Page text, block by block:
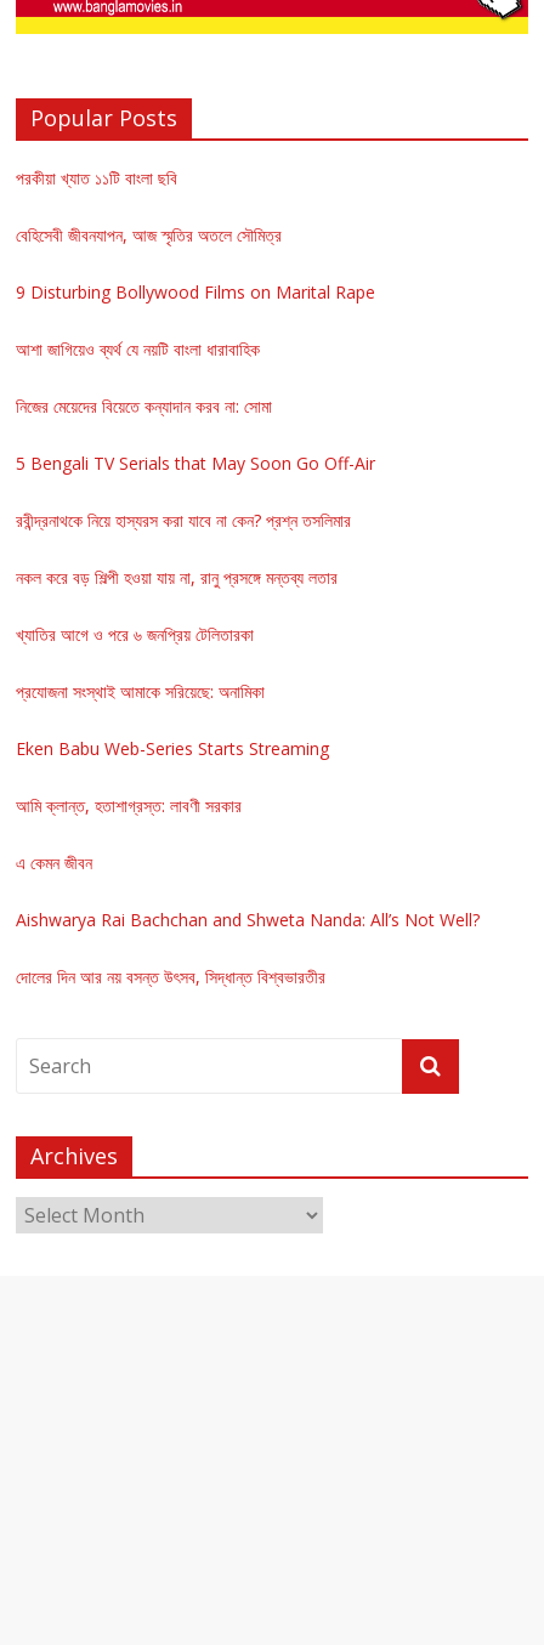
Popular Posts
পরকীয়া খ্যাত ১১টি বাংলা ছবি
বেহিসেবী জীবনযাপন, আজ স্মৃতির অতলে সৌমিত্র
9 Disturbing Bollywood Films on Marital Rape
আশা জাগিয়েও ব্যর্থ যে নয়টি বাংলা ধারাবাহিক
নিজের মেয়েদের বিয়েতে কন্যাদান করব না: সোমা
5 Bengali TV Serials that May Soon Go Off-Air
রবীন্দ্রনাথকে নিয়ে হাস্যরস করা যাবে না কেন? প্রশ্ন তসলিমার
নকল করে বড় শিল্পী হওয়া যায় না, রানু প্রসঙ্গে মন্তব্য লতার
খ্যাতির আগে ও পরে ৬ জনপ্রিয় টেলিতারকা
প্রযোজনা সংস্থাই আমাকে সরিয়েছে: অনামিকা
Eken Babu Web-Series Starts Streaming
আমি ক্লান্ত, হতাশাগ্রস্ত: লাবণী সরকার
এ কেমন জীবন
Aishwarya Rai Bachchan and Shweta Nanda: All’s Not Well?
দোলের দিন আর নয় বসন্ত উৎসব, সিদ্ধান্ত বিশ্বভারতীর
Archives